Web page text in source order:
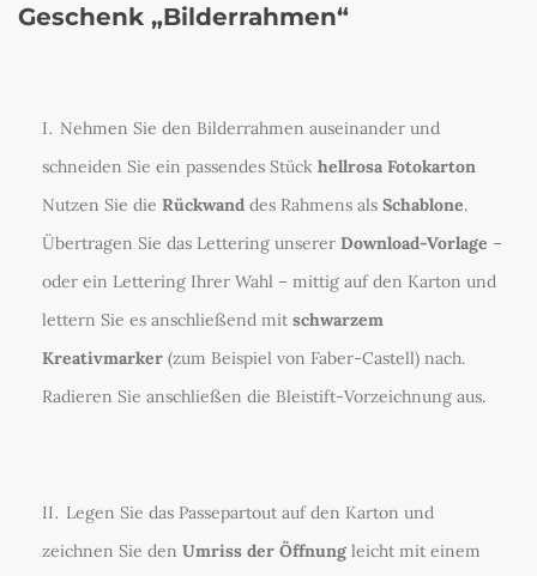
Geschenk „Bilderrahmen“
Nehmen Sie den Bilderrahmen auseinander und
schneiden Sie ein passendes Stück hellrosa Fotokarton
Nutzen Sie die Rückwand des Rahmens als Schablone.
Übertragen Sie das Lettering unserer Download-Vorlage –
oder ein Lettering Ihrer Wahl – mittig auf den Karton und
lettern Sie es anschließend mit schwarzem
Kreativmarker (zum Beispiel von Faber-Castell) nach.
Radieren Sie anschließen die Bleistift-Vorzeichnung aus.
Legen Sie das Passepartout auf den Karton und
zeichnen Sie den Umriss der Öffnung leicht mit einem